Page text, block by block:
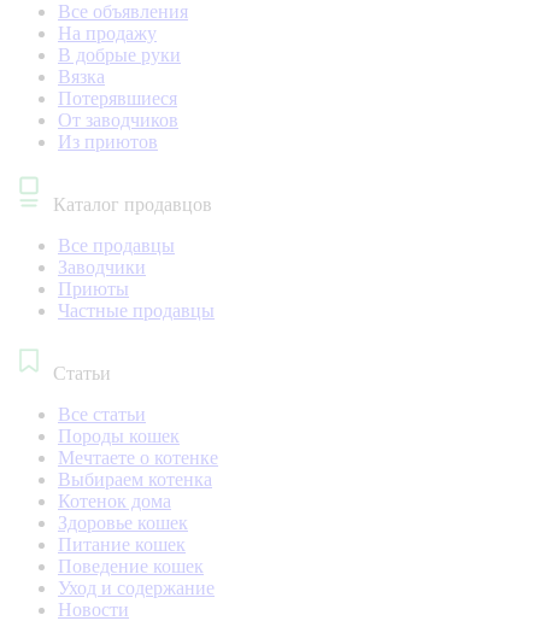
Все объявления
На продажу
В добрые руки
Вязка
Потерявшиеся
От заводчиков
Из приютов
Каталог продавцов
Все продавцы
Заводчики
Приюты
Частные продавцы
Статьи
Все статьи
Породы кошек
Мечтаете о котенке
Выбираем котенка
Котенок дома
Здоровье кошек
Питание кошек
Поведение кошек
Уход и содержание
Новости